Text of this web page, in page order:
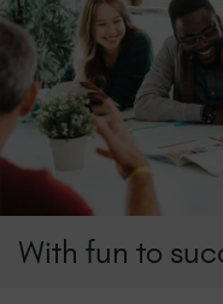
With fun to